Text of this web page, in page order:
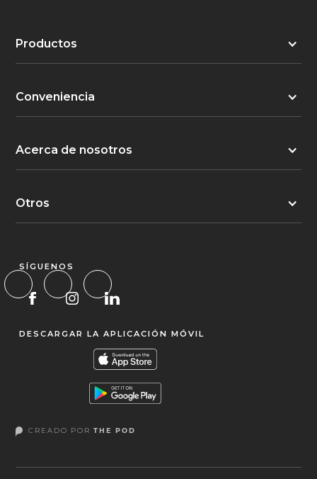
Productos
Conveniencia
Acerca de nosotros
Otros
SÍGUENOS
DESCARGAR LA APLICACIÓN MÓVIL
CREADO PORTHE POD